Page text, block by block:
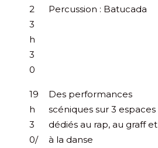
2
3
h
3
0
Percussion : Batucada
19
h
3
0/
Des performances
scéniques sur 3 espaces
dédiés au rap, au graff et
à la danse